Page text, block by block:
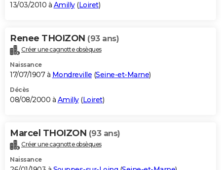
13/03/2010 à Amilly(Loiret)
Renee THOIZON (93 ans)
Créer une cagnotte obsèques
Naissance
17/07/1907 à Mondreville (Seine-et-Marne)
Décès
08/08/2000 à Amilly(Loiret)
Marcel THOIZON (93 ans)
Créer une cagnotte obsèques
Naissance